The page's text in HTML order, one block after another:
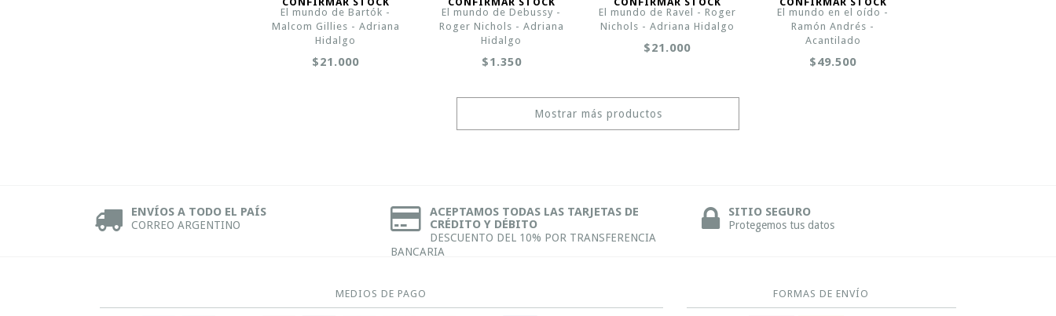
El mundo de Bartók -
Malcom Gillies - Adriana
Hidalgo
$21.000
El mundo de Debussy -
Roger Nichols - Adriana
Hidalgo
$1.350
El mundo de Ravel - Roger
Nichols - Adriana Hidalgo
$21.000
El mundo en el oído -
Ramón Andrés -
Acantilado
$49.500
Mostrar más productos
ENVÍOS A TODO EL PAÍS
CORREO ARGENTINO
ACEPTAMOS TODAS LAS TARJETAS DE
CRÉDITO Y DÉBITO
DESCUENTO DEL 10% POR TRANSFERENCIA
BANCARIA
SITIO SEGURO
Protegemos tus datos
MEDIOS DE PAGO FORMAS DE ENVÍO